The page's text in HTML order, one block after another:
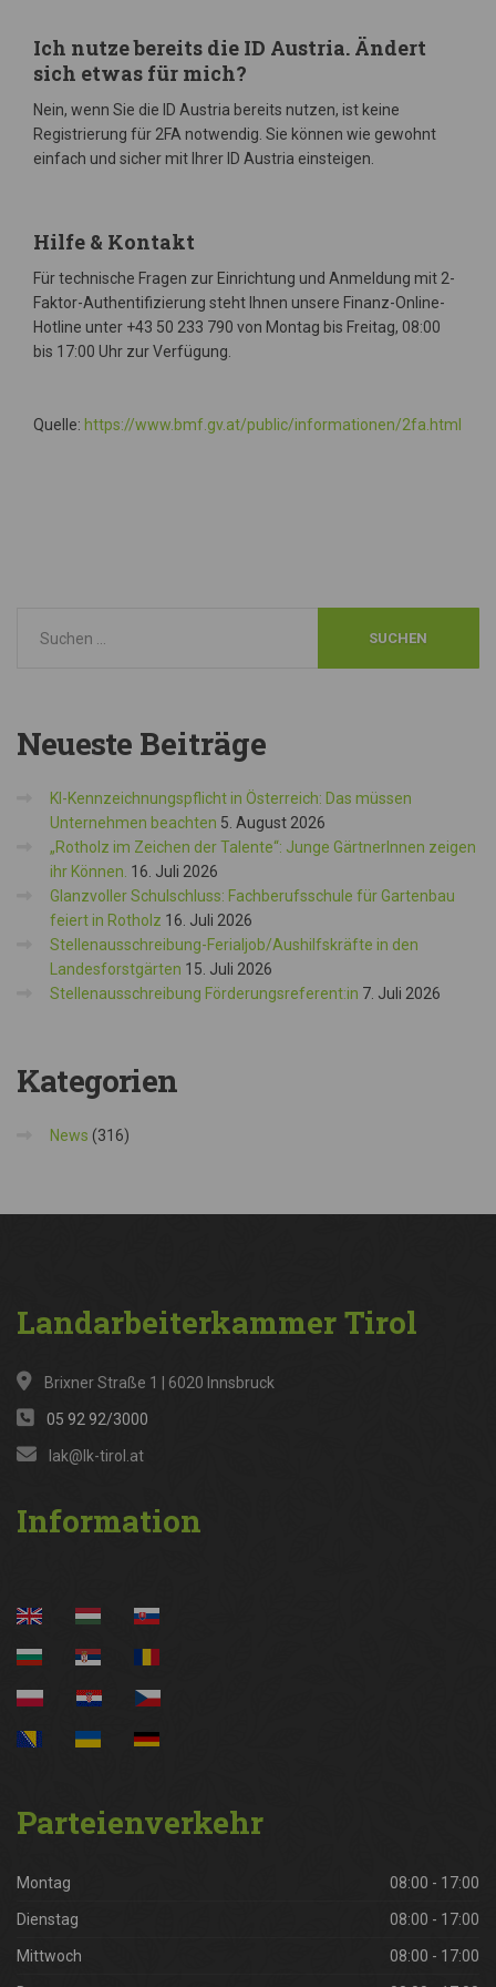
Ich nutze bereits die ID Austria. Ändert
sich etwas für mich?
Nein, wenn Sie die ID Austria bereits nutzen, ist keine
Registrierung für 2FA notwendig. Sie können wie gewohnt
einfach und sicher mit Ihrer ID Austria einsteigen.
Hilfe & Kontakt
Für technische Fragen zur Einrichtung und Anmeldung mit 2-
Faktor-Authentifizierung steht Ihnen unsere Finanz-Online-
Hotline unter +43 50 233 790 von Montag bis Freitag, 08:00
bis 17:00 Uhr zur Verfügung.
Quelle: https://www.bmf.gv.at/public/informationen/2fa.html
Neueste Beiträge
KI-Kennzeichnungspflicht in Österreich: Das müssen
Unternehmen beachten 5. August 2026
„Rotholz im Zeichen der Talente“: Junge GärtnerInnen zeigen
ihr Können. 16. Juli 2026
Glanzvoller Schulschluss: Fachberufsschule für Gartenbau
feiert in Rotholz 16. Juli 2026
Stellenausschreibung-Ferialjob/Aushilfskräfte in den
Landesforstgärten 15. Juli 2026
Stellenausschreibung Förderungsreferent:in 7. Juli 2026
Kategorien
News (316)
LandarbeiterkammerTirol
Brixner Straße 1 | 6020 Innsbruck
05 92 92/3000
lak@lk-tirol.at
Information
Parteienverkehr
Montag 08:00 - 17:00
Dienstag 08:00 - 17:00
Mittwoch 08:00 - 17:00